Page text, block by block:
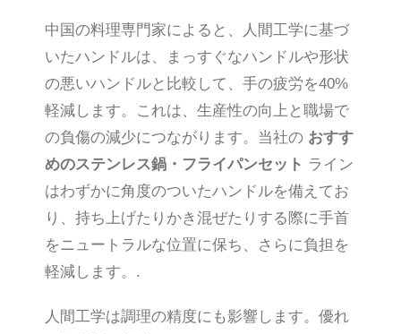
中国の料理専門家によると、人間工学に基づ
いたハンドルは、まっすぐなハンドルや形状
の悪いハンドルと比較して、手の疲労を40%
軽減します。これは、生産性の向上と職場で
の負傷の減少につながります。当社の おすす
めのステンレス鍋・フライパンセット ライン
はわずかに角度のついたハンドルを備えてお
り、持ち上げたりかき混ぜたりする際に手首
をニュートラルな位置に保ち、さらに負担を
軽減します。.
人間工学は調理の精度にも影響します。優れ